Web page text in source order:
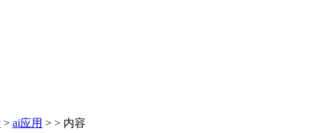
> ai应用 > > 内容